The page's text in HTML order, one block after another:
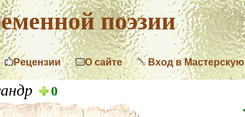
поэзии
Рецензии О сайте Вход в Мастерскую
0